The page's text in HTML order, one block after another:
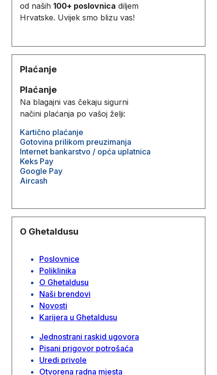
od naših 100+ poslovnica diljem
Hrvatske. Uvijek smo blizu vas!
Plaćanje
Plaćanje
Na blagajni vas čekaju sigurni
načini plaćanja po vašoj želji:
Kartično plaćanje
Gotovina prilikom preuzimanja
Internet bankarstvo / opća uplatnica
Keks Pay
Google Pay
Aircash
O Ghetaldusu
Poslovnice
Poliklinika
O Ghetaldusu
Naši brendovi
Novosti
Karijera u Ghetaldusu
Jednostrani raskid ugovora
Pisani prigovor potrošaća
Uredi privole
Otvorena radna mjesta